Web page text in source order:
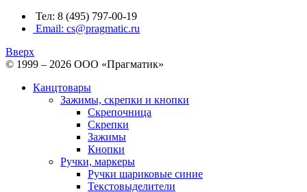
Тел: 8 (495) 797-00-19
Email: cs@pragmatic.ru
Вверх
© 1999 – 2026 ООО «Прагматик»
Канцтовары
Зажимы, скрепки и кнопки
Скрепочница
Скрепки
Зажимы
Кнопки
Ручки, маркеры
Ручки шариковые синие
Текстовыделители